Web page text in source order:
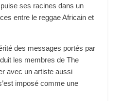
ses racines dans un
entre le reggae Africain et
des messages portés par
les membres de The
avec un artiste aussi
imposé comme une